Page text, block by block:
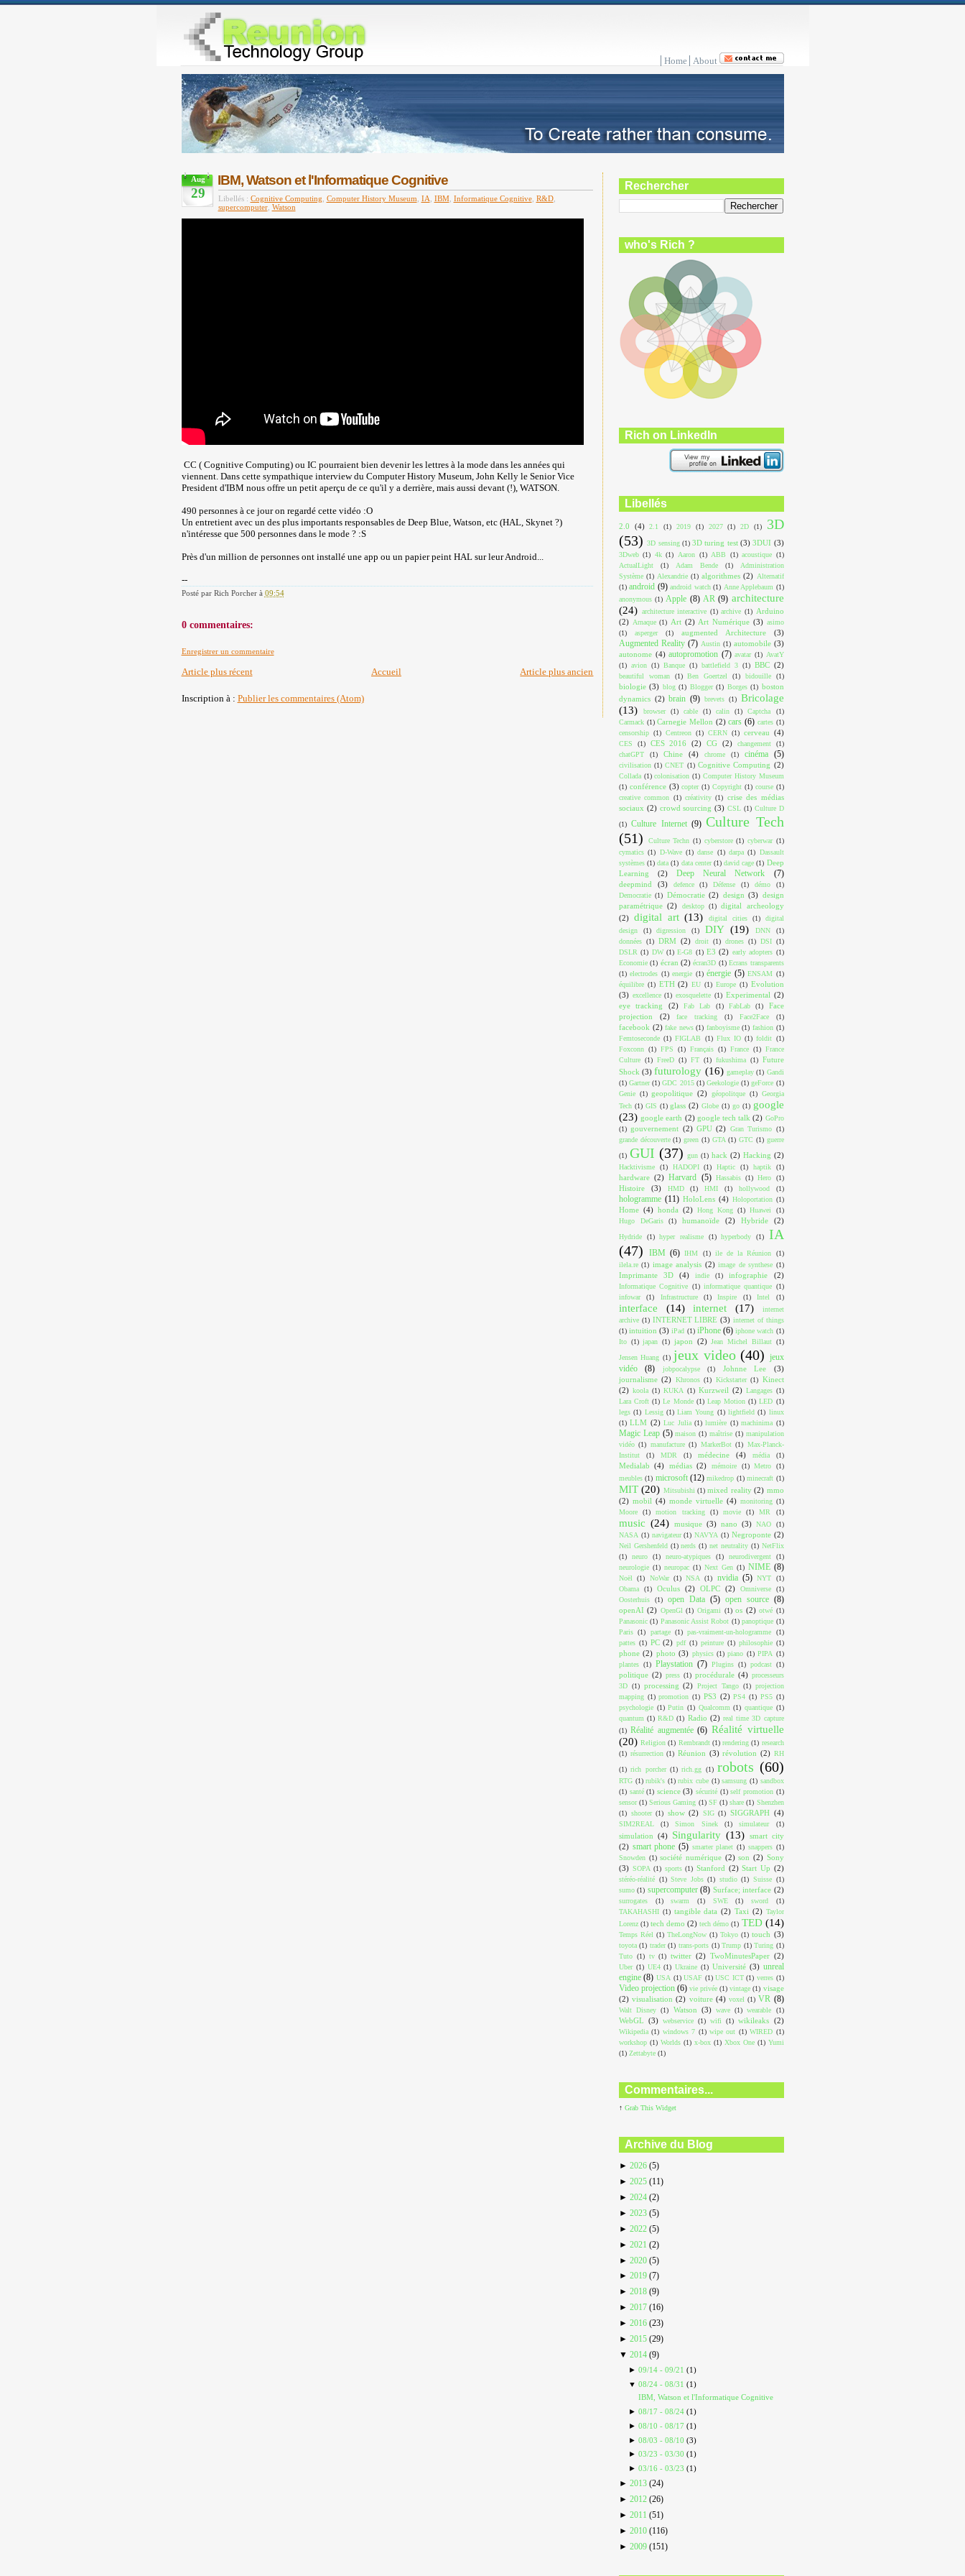
Home About
Aug
29
IBM, Watson et l'Informatique Cognitive
Libellés : Cognitive Computing Computer History Museum IA IBM, Informatique Cognitive, R&D,
supercomputer, Watson
CC ( Cognitive Computing) ou IC pourraient bien devenir les lettres à la mode dans les années qui
viennent. Dans cette sympathique interview du Computer History Museum, John Kelly le Senior Vice
President d'IBM nous offre un petit aperçu de ce qu'il y a derrière, mais aussi devant (!), WATSON.
490 personnes à ce jour on regardé cette vidéo :O
Un entretient avec un des plus importants responsables de Deep Blue, Watson, etc (HAL, Skynet ?)
n'intéresse que 500 personnes dans le mode ? :S
Près d'un million de personnes ont installé une app ou un papier peint HAL sur leur Android...
--
Posté par Rich Porcher à 09:54
0 commentaires:
Enregistrer un commentaire
Article plus récent Article plus ancien
Accueil
Inscription à : Publier les commentaires (Atom)
Rechercher
who's Rich ?
Rich on LinkedIn
Libellés
2.0 (4) 2.1 (1) 2019 (1) 2027 (1) 2D (1)
3D
(53) 3D sensing (1) 3D turing test (3) 3DUI (3)
3Dweb (1) 4k (1) Aaron (1) ABB (1) acoustique (1)
ActualLight
(1) Adam Bende (1)
Administration
Système (1) Alexandrie (1) algorithmes (2) Alternatif
(1) android (9) android watch (1) Anne Applebaum (1)
anonymous (1) Apple (8) AR (9) architecture
(24) architecture interactive (1) archive (1) Arduino
(2) Arnaque (1) Art (2) Art Numérique (3) asimo
(1)
asperger (1) augmented Architecture (3)
Augmented Reality (7) Austin (1) automobile (3)
autonome (4) autopromotion (7) avatar (1) AvatY
(1) avion (1) Banque (1) battlefield 3 (1) BBC (2)
beautiful woman (1) Ben Goertzel (1) bidouille (1)
biologie (3) blog (1) Blogger (1) Borges (1) boston
dynamics (2) brain (9) brevets (1) Bricolage
(13)
browser (1) cable (1) calin (1) Captcha
(1)
Carmack (1) Carnegie Mellon (2) cars (6) cartes (1)
censorship (1) Centreon (1) CERN (1) cerveau (4)
CES (1) CES 2016 (2) CG (2) changement
(1)
chatGPT
(1) Chine (4) chrome (1) cinéma (5)
civilisation (1) CNET (1) Cognitive Computing (2)
Collada (1) colonisation (1) Computer History Museum
(1) conférence (3) copter (1) Copyright (1) course (1)
creative common (1) créativity (1) crise des médias
sociaux (2) crowd sourcing (3) CSL (1) Culture D
(1) Culture Internet (9) Culture Tech
(51)
Culture Techn (1) cyberstore (1) cyberwar (1)
cymatics (1) D-Wave (1) danse (1) darpa (1) Dassault
systèmes (1) data (1) data center (1) david cage (1) Deep
Learning
(2) Deep Neural Network (7)
deepmind (3) defence (1) Défense (1) démo
(1)
Democratie (1) Démocratie (2) design (3) design
paramétrique (2) desktop (1) digital archeology
(2) digital art (13) digital cities (1)
digital
design
(1) digression (1) DIY (19) DNN
(1)
données (1) DRM (2) droit (1) drones (1) DSI (1)
DSLR (1) DW (1) E-G8 (1) E3 (2) early adopters (1)
Economie (1) écran (2) écran3D (1) Ecrans transparents
(1) electrodes (1) energie (1) énergie (5) ENSAM (1)
équilibre (1) ETH (2) EU (1) Europe (1) Evolution
(3) excellence (1) exosquelette (1) Experimental (2)
eye tracking
(2) Fab Lab (1) FabLab (1)
Face
projection
(2) face tracking (1) Face2Face (1)
facebook (2) fake news (1) fanboyisme (1) fashion (1)
Femtoseconde (1) FIGLAB (1) Flux IO (1) foldit (1)
Foxconn (1) FPS (1) Français (1) France (1) France
Culture (1) FreeD (1) FT (1) fukushima (1) Future
Shock (3) futurology (16) gameplay (1) Gandi
(1) Gartner (1) GDC 2015 (1) Geekologie (1) geForce (1)
Genie (1) geopolitique (2) géopolitque (1) Georgia
Tech (1) GIS (1) glass (2) Globe (1) go (1) google
(23) google earth (2) google tech talk (2) GoPro
(1) gouvernement (2) GPU (2) Gran Turismo (1)
grande découverte (1) green (1) GTA (1) GTC (1) guerre
(1) GUI (37) gun (1) hack (2) Hacking (2)
Hacktivisme (1) HADOPI (1) Haptic (1) haptik (1)
hardware (2) Harvard (5) Hassabis (1) Hero (1)
Histoire (3) HMD (1) HMI (1) hollywood (1)
hologramme (11) HoloLens (4) Holoportation (1)
Home (4) honda (2) Hong Kong (1) Huawei
(1)
Hugo DeGaris
(1) humanoïde (2) Hybride (2)
Hydride (1) hyper realisme (1) hyperbody (1)
IA
(47)
IBM (6) IHM (1) ile de la Réunion
(1)
ilela.re (1) image analysis (2) image de synthese (1)
Imprimante 3D (4) indie (1) infographie (2)
Informatique Cognitive (1) informatique quantique (1)
infowar
(1) Infrastructure (1) Inspire (1) Intel (1)
interface (14) internet (17)
internet
archive (1) INTERNET LIBRE (3) internet of things
(1) intuition (3) iPad (1) iPhone (6) iphone watch (1)
Ito (1) japan (1) japon (2) Jean Michel Billaut (1)
Jensen Huang (1) jeux video (40) jeux
vidéo
(8) jobpocalypse (1) Johnne Lee
(3)
journalisme (2) Khronos (1) Kickstarter (1) Kinect
(2) koola (1) KUKA (1) Kurzweil (2) Langages (1)
Lara Croft (1) Le Monde (1) Leap Motion (1) LED (1)
legs (1) Lessig (1) Liam Young (1) lightfield (1) linux
(1) LLM (2) Luc Julia (1) lumière (1) machinima (1)
Magic Leap (5) maison (1) maîtrise (1) manipulation
vidéo (1) manufacture (1) MarkerBot (1) Max-Planck-
Institut
(1) MDR (1) médecine (4) média (1)
Medialab (4) médias (2) mémoire (1) Metro
(1)
meubles (1) microsoft (12) mikedrop (1) minecraft (1)
MIT (20) Mitsubishi (1) mixed reality (2) mmo
(2) mobil (4) monde virtuelle (4) monitoring (1)
Moore
(1) motion tracking (1) movie (1) MR (1)
music (24) musique (3) nano (3) NAO
(1)
NASA (1) navigateur (1) NAVYA (1) Negroponte (2)
Neil Gershenfeld (1) nerds (1) net neutrality (1) NetFlix
(1)
neuro (1) neuro-atypiques (1) neurodivergent
(1)
neurologie (1) neuropac (1) Next Gen (1) NIME (8)
Noël (1) NoWar (1) NSA (1) nvidia (5) NYT
(1)
Obama
(1) Oculus (2) OLPC (2) Omniverse
(1)
Oosterhuis
(1) open Data (5) open source (8)
openAI (2) OpenGl (1) Origami (1) os (2) otwé (1)
Panasonic (1) Panasonic Assist Robot (1) panoptique (1)
Paris (1) partage (1) pas-vraiment-un-hologramme
(1)
pattes (1) PC (2) pdf (1) peinture (1) philosophie (1)
phone (2) photo (3) physics (1) piano (1) PIPA (1)
plantes (1) Playstation (7) Plugins (1) podcast (1)
politique (2) press (1) procédurale (4) processeurs
3D (1) processing (2) Project Tango (1) projection
mapping (1) promotion (1) PS3 (2) PS4 (1) PS5 (1)
psychologie (1) Putin (1) Qualcomm (1) quantique (1)
quantum (1) R&D (1) Radio (2) real time 3D capture
(1) Réalité augmentée (6) Réalité virtuelle
(20) Religion (1) Rembrandt (1) rendering (1) research
(1) résurrection (1) Réunion (3) révolution (2) RH
(1) rich porcher (1) rich.gg (1) robots (60)
RTG (1) rubik's (1) rubix cube (1) samsung (1) sandbox
(1) santé (1) science (3) sécurité (1) self promotion (1)
sensor (1) Serious Gaming (1) SF (1) share (1) Shenzhen
(1) shooter (1) show (2) SIG (1) SIGGRAPH (4)
SIM2REAL (1) Simon Sinek (1) simulateur (1)
simulation (4) Singularity (13)
smart city
(2) smart phone (5) smarter planet (1) snappers (1)
Snowden (1) société numérique (2) son (2) Sony
(3) SOPA (1) sports (1) Stanford (2) Start Up (2)
stéréo-réalité (1) Steve Jobs (1) studio (1) Suisse (1)
sumo (1) supercomputer (8) Surface; interface (2)
surrogates (1) swarm (1) SWE (1) sword
(1)
TAKAHASHI (1) tangible data (2) Taxi (2) Taylor
Lorenz (1) tech demo (2) tech démo (1) TED (14)
Temps Réel (1) TheLongNow (1) Tokyo (1) touch (3)
toyota (1) trader (1) trans-ports (1) Trump (1) Turing (1)
Tuto (1) tv (1) twitter (2) TwoMinutesPaper (2)
Uber (1) UE4 (1) Ukraine (1) Université (3) unreal
engine (8) USA (1) USAF (1) USC ICT (1) verres (1)
Video projection (6) vie privée (1) vintage (1) visage
(2) visualisation (2) voiture (4) voxel (1) VR (8)
Walt Disney (1) Watson (3) wave (1) wearable (1)
WebGL (3) webservice (1) wifi (1) wikileaks (2)
Wikipedia (1) windows 7 (1) wipe out (1) WIRED (1)
workshop (1) Worlds (1) x-box (1) Xbox One (1) Yumi
(1) Zettabyte (1)
Commentaires...
↑ Grab This Widget
Archive du Blog
► 2026 (5)
► 2025 (11)
► 2024 (2)
► 2023 (5)
► 2022 (5)
► 2021 (2)
► 2020 (5)
► 2019 (7)
► 2018 (9)
► 2017 (16)
► 2016 (23)
► 2015 (29)
▼ 2014 (9)
►09/14 - 09/21(1)
▼08/24 - 08/31(1)
IBM, Watson et l'Informatique Cognitive
►08/17 - 08/24(1)
►08/10 - 08/17(1)
►08/03 - 08/10(3)
►03/23 - 03/30(1)
►03/16 - 03/23(1)
► 2013 (24)
► 2012 (26)
► 2011 (51)
► 2010 (116)
► 2009 (151)